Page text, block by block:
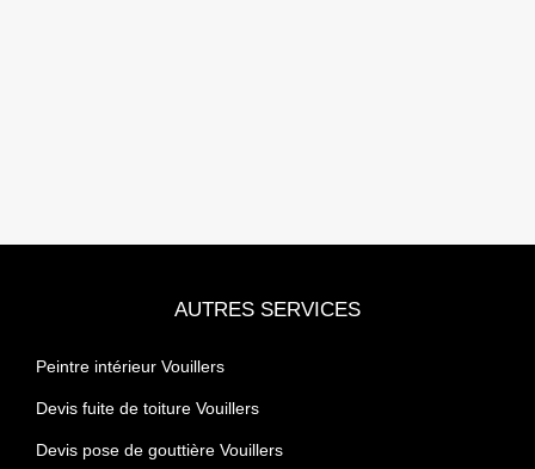
AUTRES SERVICES
Peintre intérieur Vouillers
Devis fuite de toiture Vouillers
Devis pose de gouttière Vouillers